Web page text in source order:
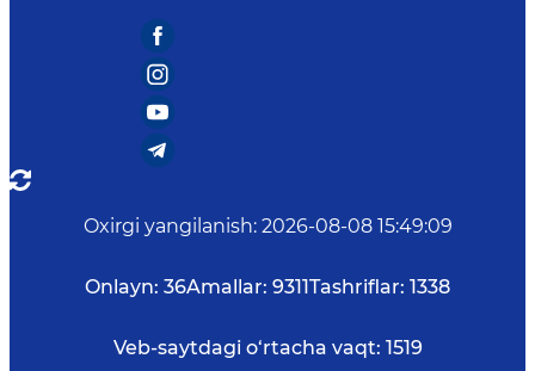
Oxirgi yangilanish: 2026-08-08 15:49:09
Onlayn: 36Amallar: 9311Tashriflar: 1338
Veb-saytdagi o‘rtacha vaqt: 1519